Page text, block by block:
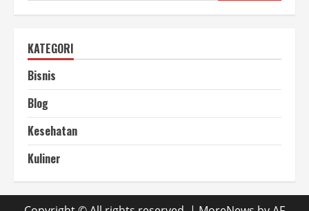
KATEGORI
Bisnis
Blog
Kesehatan
Kuliner